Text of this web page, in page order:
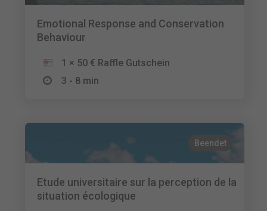
Emotional Response and Conservation
Behaviour
1 × 50 € Raffle Gutschein
3 - 8 min
Beendet
Etude universitaire sur la perception de la
situation écologique